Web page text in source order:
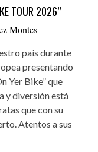
TOUR 2026”
Montes
país durante
presentando
Yer Bike” que
y diversión está
que con su
Atentos a sus